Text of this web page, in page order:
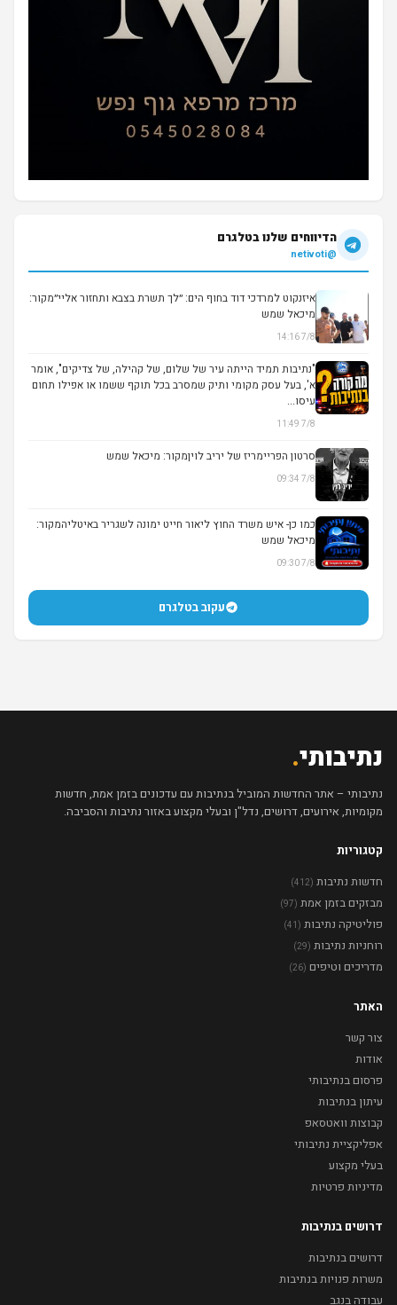
הדיווחים שלנו בטלגרם
@netivoti
איזנקוט למרדכי דוד בחוף הים: ״לך תשרת בצבא ותחזור אליי״מקור:
מיכאל שמש
7/8 14:16
"נתיבות תמיד הייתה עיר של שלום, של קהילה, של צדיקים", אומר
א', בעל עסק מקומי ותיק שמסרב בכל תוקף ששמו או אפילו תחום
עיסו...
7/8 11:49
▶
סרטון הפריימריז של יריב לויןמקור: מיכאל שמש
7/8 09:34
כמו כן- איש משרד החוץ ליאור חייט ימונה לשגריר באיטליהמקור:
מיכאל שמש
7/8 09:30
עקוב בטלגרם
נתיבותי.
נתיבותי – אתר החדשות המוביל בנתיבות עם עדכונים בזמן אמת, חדשות
מקומיות, אירועים, דרושים, נדל"ן ובעלי מקצוע באזור נתיבות והסביבה.
קטגוריות
חדשות נתיבות (412)
מבזקים בזמן אמת (97)
פוליטיקה נתיבות (41)
רוחניות נתיבות (29)
מדריכים וטיפים (26)
האתר
צור קשר
אודות
פרסום בנתיבותי
עיתון בנתיבות
קבוצות וואטסאפ
אפליקציית נתיבותי
בעלי מקצוע
מדיניות פרטיות
דרושים בנתיבות
דרושים בנתיבות
משרות פנויות בנתיבות
עבודה בנגב